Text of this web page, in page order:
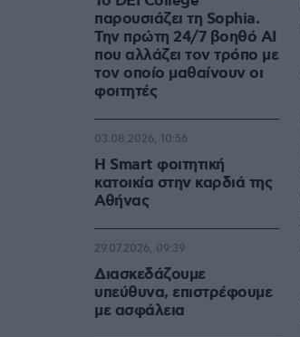
παρουσιάζει τη Sophia.
Την πρώτη 24/7 βοηθό AI
που αλλάζει τον τρόπο με
τον οποίο μαθαίνουν οι
φοιτητές
Η Smart φοιτητική
κατοικία στην καρδιά της
Αθήνας
03.08.2026, 10:56
Διασκεδάζουμε
υπεύθυνα, επιστρέφουμε
με ασφάλεια
29.07.2026, 09:39